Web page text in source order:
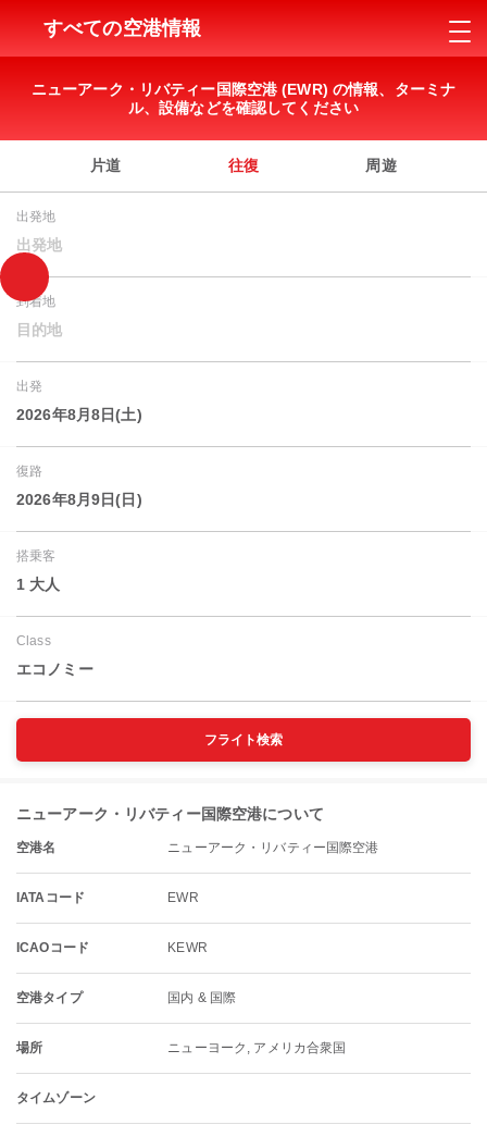
すべての空港情報
ニューアーク・リバティー国際空港 (EWR) の情報、ターミナ
ル、設備などを確認してください
片道 往復 周遊
出発地
出発地
到着地
目的地
出発
2026年8月8日(土)
復路
2026年8月9日(日)
搭乗客
1 大人
Class
エコノミー
フライト検索
ニューアーク・リバティー国際空港について
空港名 ニューアーク・リバティー国際空港
IATAコード EWR
ICAOコード KEWR
空港タイプ 国内 & 国際
場所 ニューヨーク, アメリカ合衆国
タイムゾーン